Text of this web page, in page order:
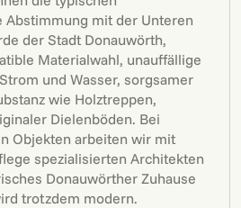
Abstimmung mit der Unteren
der Stadt Donauwörth,
Materialwahl, unauffällige
und Wasser, sorgsamer
wie Holztreppen,
Dielenböden. Bei
Objekten arbeiten wir mit
spezialisierten Architekten
Donauwörther Zuhause
trotzdem modern.